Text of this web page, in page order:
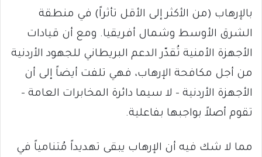
بالإرهاب (من الأكثر إلى الأقل تأثراً) في منطقة
الشرق الأوسط وشمال أفريقيا. ومع أن قيادات
الأجهزة الأمنية تُقدّر الدعم البريطاني للجهود الأردنية
من أجل مكافحة الإرهاب، فهي تلفت أيضاً إلى أن
الأجهزة الأردنية – لا سيما دائرة المخابرات العامة –
تقوم أصلاً بواجبها بفاعلية.
مما لا شك فيه أن الإرهاب يبقى تهديداً مُتنامياً في